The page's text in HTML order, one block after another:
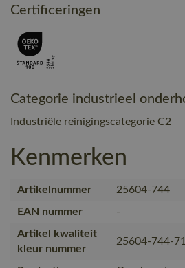
Certificeringen
Categorie industrieel
Industriële reinigingscategorie C2
Kenmerken
Artikelnummer
25604-744
EAN nummer
-
Artikel kwaliteit
kleur nummer
25604-744-